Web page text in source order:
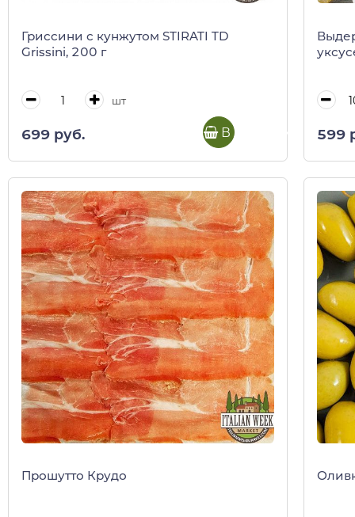
Гриссини с кунжутом STIRATI TD
Grissini, 200 г
шт
699 руб. В корзину 599
Прошутто Крудо